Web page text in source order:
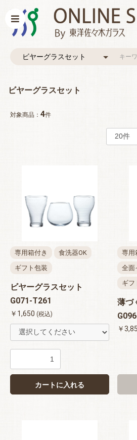
ビヤーグラスセット
対象商品： 4件
専用箱付き
食洗器OK
ギフト包装
ビヤーグラスセット
G071-T261
￥1,650 (税込)
カートに入れる
専用
全面
ギフ
薄づ
￥